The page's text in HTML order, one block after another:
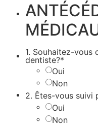
1. Souhaitez-
dentiste?*
Oui
Non
2. Êtes-vous suivi
Oui
Non